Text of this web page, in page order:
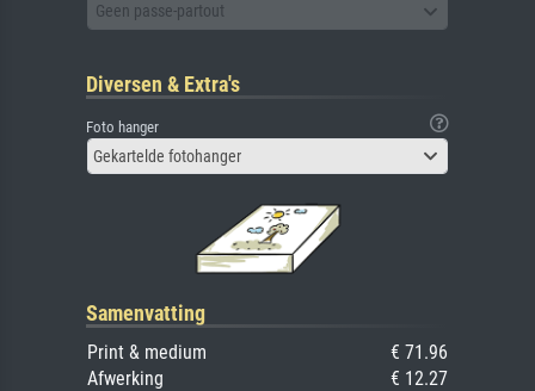
Geen passe-partout
Diversen & Extra's
Foto hanger
Gekartelde fotohanger
Samenvatting
Print & medium
€ 71.96
Afwerking
€ 12.27